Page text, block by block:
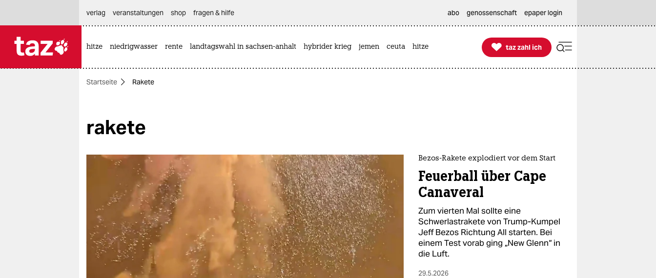
themen
öko
gesellschaft
sport
berlin
nord
wahrheit
verlag
veranstaltungen shop fragen & hilfe abo genossenschaft epaper login
hitze niedrigwasser rente landtagswahl in sachsen-anhalt hybrider krieg jemen ceuta hitze 
taz zahl ich
taz zahl ich
Startseite Rakete
rakete
Bezos-Rakete explodiert vor dem Start
Feuerball über Cape
Canaveral
Zum vierten Mal sollte eine
Schwerlastrakete von Trump-Kumpel
Jeff Bezos Richtung All starten. Bei
einem Test vorab ging „New Glenn“ in
die Luft.
29.5.2026